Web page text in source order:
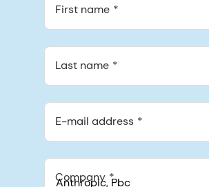
First name
Last name
E-mail address
Company